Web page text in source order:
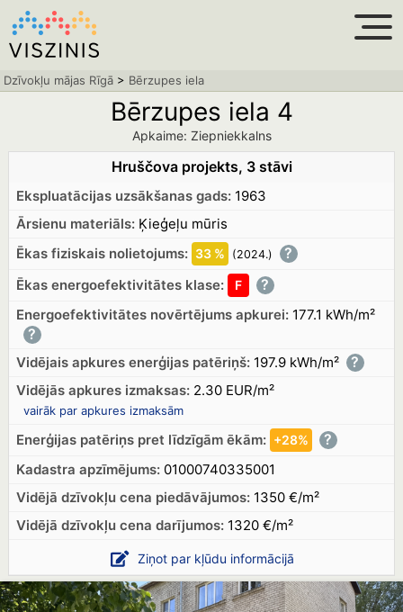
Dzīvokļu mājas Rīgā > Bērzupes iela
Bērzupes iela 4
Apkaime: Ziepniekkalns
Hruščova projekts, 3 stāvi
Ekspluatācijas uzsākšanas gads:1963
Ārsienu materiāls:Ķieģeļu mūris
Ēkas fiziskais nolietojums: 33 % (2024.) ?
Ēkas energoefektivitātes klase: F ?
Energoefektivitātes novērtējums apkurei:177.1 kWh/m²
?
Vidējais apkures enerģijas patēriņš:197.9 kWh/m² ?
Vidējās apkures izmaksas:2.30 EUR/m²
vairāk par apkures izmaksām
Enerģijas patēriņs pret līdzīgām ēkām: +28% ?
Kadastra apzīmējums:01000740335001
Vidējā dzīvokļu cena piedāvājumos:1350 €/m²
Vidējā dzīvokļu cena darījumos:1320 €/m²
Ziņot par kļūdu informācijā